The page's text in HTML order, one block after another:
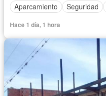
Aparcamiento
Seguridad
Hace 1 día, 1 hora